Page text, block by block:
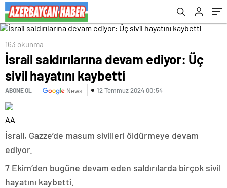
163 okunma
İsrail saldırılarına devam ediyor: Üç
sivil hayatını kaybetti
ABONE OL News 12 Temmuz 2024 00:54
AA
İsrail, Gazze’de masum sivilleri öldürmeye devam
ediyor.
7 Ekim’den bugüne devam eden saldırılarda birçok sivil
hayatını kaybetti.